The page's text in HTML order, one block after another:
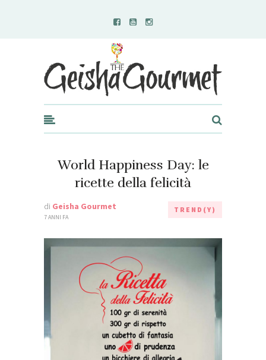
Geisha Gourmet
World Happiness Day: le
ricette della felicità
di Geisha Gourmet
7 ANNI FA
TREND(Y)